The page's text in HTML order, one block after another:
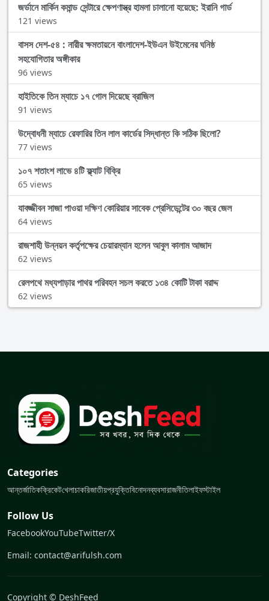
জর্ডানে মার্কিন কমান্ড সেন্টারে ক্ষেপণাস্ত্র হামলা চালানো হয়েছে: ইরানি গার্ড
121 views
বাসস দেশ-৫৪ : নারীর ক্ষমতায়নে বাংলাদেশ-ইউএন উইমেনের ঘনিষ্ঠ
সহযোগিতার অঙ্গীকার
96 views
হাইতিকে তিন ম্যাচে ১৭ গোল দিয়েছে ব্রাজিল
91 views
উদ্বোধনী ম্যাচে রেফারির তিন লাল কার্ডের সিদ্ধান্ত কি সঠিক ছিলো?
77 views
১০৭ শতাংশ লাভে ৪টি ফ্ল্যাট বিক্রি
65 views
যাবজ্জীবন সাজা পাওয়া দক্ষিণ কোরিয়ার সাবেক প্রেসিডেন্টের ৩০ বছর জেল
64 views
রাজশাহী উন্নয়ন কর্তৃপক্ষের চেয়ারম্যান হলেন আবুল কালাম আজাদ
62 views
রেলপথে মধ্যপাড়ার পাথর পরিবহন সচল করতে ১৩৪ কোটি টাকা বরাদ্দ
62 views
Categories
আন্তর্জাতিকক্রিকেটখেলাচাকরিজাতীয়প্রযুক্তিবিনোদনব্যবসারাজনীতিলাইফস্টাইল
Follow Us
FacebookYouTubeTwitter/X
Email: contact@arifulsh.com
Copyright © DeshFeed